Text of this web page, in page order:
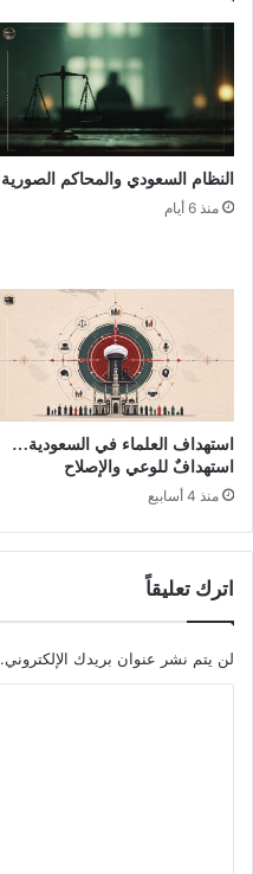
النظام السعودي والمحاكم الصورية
منذ 6 أيام
استهداف العلماء في السعودية…
استهدافٌ للوعي والإصلاح
منذ 4 أسابيع
اترك تعليقاً
لن يتم نشر عنوان بريدك الإلكتروني.